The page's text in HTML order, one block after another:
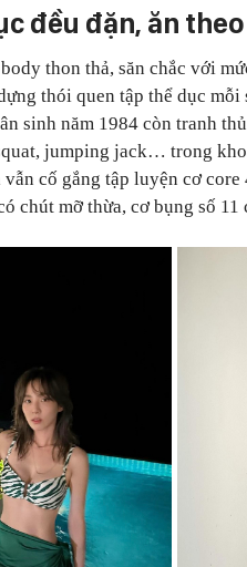
đều đặn, ăn
thon thả, săn chắc với
thói quen tập thể dục
sinh năm 1984 còn tranh
jumping jack… trong
cố gắng tập luyện cơ core
chút mỡ thừa, cơ bụng số 11